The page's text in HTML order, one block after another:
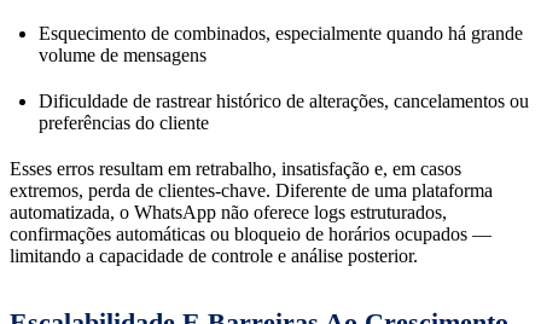
Esquecimento de combinados, especialmente quando há grande
volume de mensagens
Dificuldade de rastrear histórico de alterações, cancelamentos ou
preferências do cliente
Esses erros resultam em retrabalho, insatisfação e, em casos
extremos, perda de clientes-chave. Diferente de uma plataforma
automatizada, o WhatsApp não oferece logs estruturados,
confirmações automáticas ou bloqueio de horários ocupados —
limitando a capacidade de controle e análise posterior.